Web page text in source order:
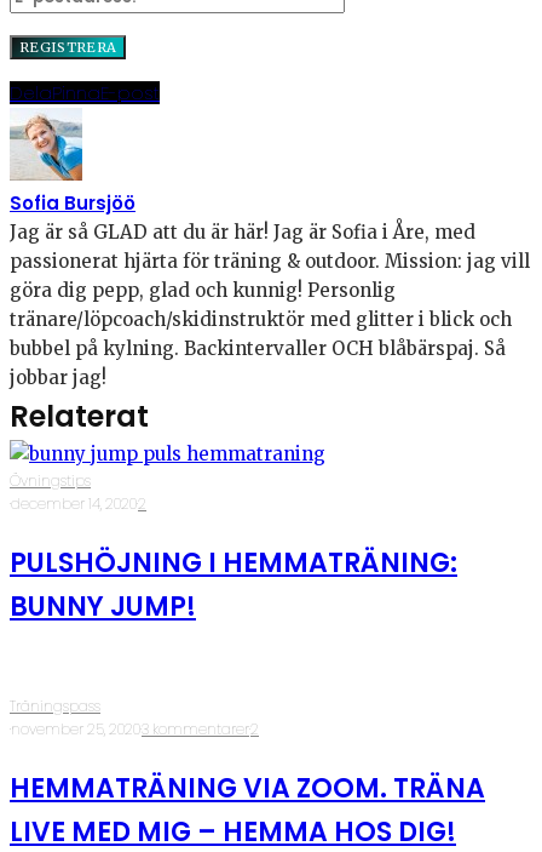
DelaPinnaE-post
Sofia Bursjöö
Jag är så GLAD att du är här! Jag är Sofia i Åre, med
passionerat hjärta för träning & outdoor. Mission: jag vill
göra dig pepp, glad och kunnig! Personlig
tränare/löpcoach/skidinstruktör med glitter i blick och
bubbel på kylning. Backintervaller OCH blåbärspaj. Så
jobbar jag!
Relaterat
Övningstips
·december 14, 2020·2
PULSHÖJNING I HEMMATRÄNING:
BUNNY JUMP!
Träningspass
·november 25, 2020·3 kommentarer·2
HEMMATRÄNING VIA ZOOM. TRÄNA
LIVE MED MIG – HEMMA HOS DIG!